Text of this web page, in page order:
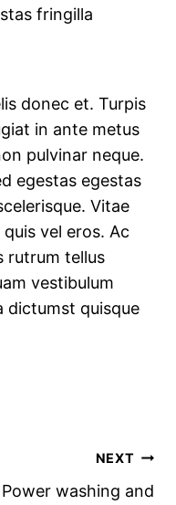
fringilla
donec et. Turpis
in ante metus
pulvinar neque.
egestas egestas
Vitae
vel eros. Ac
rutrum tellus
vestibulum
dictumst quisque
NEXT
Power washing and